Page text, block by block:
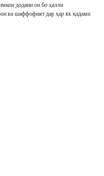
додани он бо ҳалли
ва шаффофият дар ҳар як қадами